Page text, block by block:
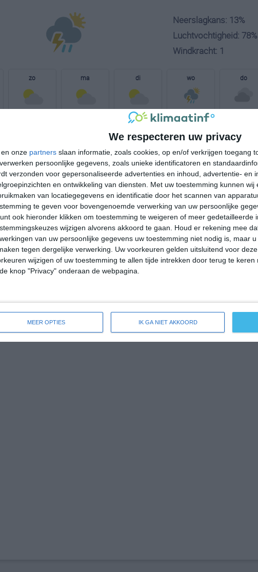
We respecteren uw privacy
onze partners slaan informatie, zoals cookies, op en/of verkrijgen toegang
persoonlijke gegevens, zoals unieke identificatoren en
verzonden voor gepersonaliseerde advertenties en inhoud, advertentie- en
en ontwikkeling van diensten.
Met uw toestemming kunnen
van locatiegegevens en identificatie door het scannen van
te geven voor bovengenoemde verwerking van uw persoonlijke
ook hieronder klikken om toestemming te weigeren of meer gedetailleerde
wijzigen alvorens akkoord te gaan.
Houd er rekening mee
van uw persoonlijke gegevens uw toestemming niet nodig is, maar
tegen dergelijke verwerking. Uw voorkeuren gelden uitsluitend voor
wijzigen of uw toestemming te allen tijde intrekken door terug te keren
knop "Privacy" onderaan de webpagina.
MEER OPTIES IK GA NIET AKKOORD
Neerslagkans: 13%
Luchtvochtigheid: 78%
Windkracht: 1
zo ma di
30° 23°
wo
38° 21°
do
25°C 24°C 24°C 23°C
14:00 17:00 20:00 23:00 02:00 05:00
14:00 17:00 20:00 23:00 02:00 05:00
W 1 ZZO 2 WNW 1 NO 1 NW 1 NW 1
14:00 17:00 20:00
bekijk de uitgebreide weersverwachting voor Lusambo